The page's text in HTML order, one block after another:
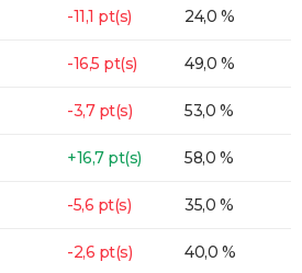
-11,1 pt(s) 24,0 %
-16,5 pt(s) 49,0 %
-3,7 pt(s) 53,0 %
+16,7 pt(s) 58,0 %
-5,6 pt(s) 35,0 %
-2,6 pt(s) 40,0 %